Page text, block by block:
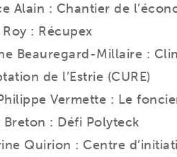
Alain : Chantier de
: Récupex
Beauregard-Millaire :
de l’Estrie (CURE)
Vermette : Le
Breton : Défi Polyteck
Quirion : Centre